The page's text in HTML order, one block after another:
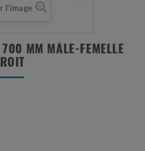
l'image
MM MÂLE-FEMELLE